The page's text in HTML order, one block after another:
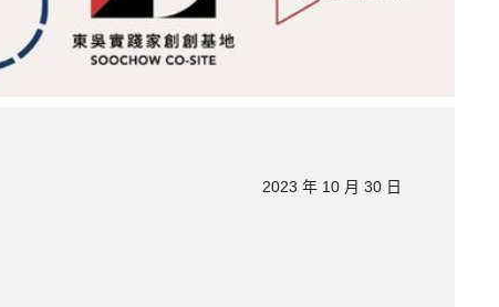
2023 年 10 月 30 日